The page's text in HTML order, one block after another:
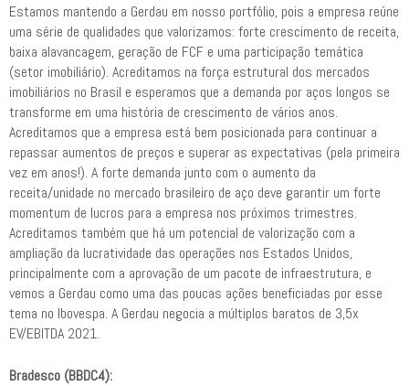
Estamos mantendo a Gerdau em nosso portfólio, pois a empresa reúne
uma série de qualidades que valorizamos: forte crescimento de receita,
baixa alavancagem, geração de FCF e uma participação temática
(setor imobiliário). Acreditamos na força estrutural dos mercados
imobiliários no Brasil e esperamos que a demanda por aços longos se
transforme em uma história de crescimento de vários anos.
Acreditamos que a empresa está bem posicionada para continuar a
repassar aumentos de preços e superar as expectativas (pela primeira
vez em anos!). A forte demanda junto com o aumento da
receita/unidade no mercado brasileiro de aço deve garantir um forte
momentum de lucros para a empresa nos próximos trimestres.
Acreditamos também que há um potencial de valorização com a
ampliação da lucratividade das operações nos Estados Unidos,
principalmente com a aprovação de um pacote de infraestrutura, e
vemos a Gerdau como uma das poucas ações beneficiadas por esse
tema no Ibovespa. A Gerdau negocia a múltiplos baratos de 3,5x
EV/EBITDA 2021.
Bradesco (BBDC4):